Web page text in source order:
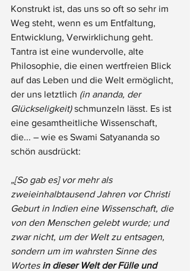
Konstrukt ist, das uns so oft so sehr im
Weg steht, wenn es um Entfaltung,
Entwicklung, Verwirklichung geht.
Tantra ist eine wundervolle, alte
Philosophie, die einen wertfreien Blick
auf das Leben und die Welt ermöglicht,
der uns letztlich (in ananda, der
Glückseligkeit) schmunzeln lässt. Es ist
eine gesamtheitliche Wissenschaft,
die... – wie es Swami Satyananda so
schön ausdrückt:
„[So gab es] vor mehr als
zweieinhalbtausend Jahren vor Christi
Geburt in Indien eine Wissenschaft, die
von den Menschen gelebt wurde; und
zwar nicht, um der Welt zu entsagen,
sondern um im wahrsten Sinne des
Wortes in dieser Welt der Fülle und